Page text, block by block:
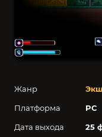
Жанр
Платформа
PC
Дата выхода
25